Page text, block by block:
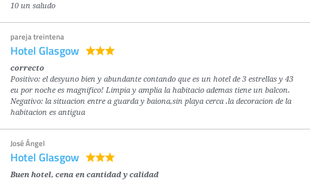
10 un saludo
pareja treintena
Hotel Glasgow
correcto
Positivo: el desyuno bien y abundante contando que es un hotel de 3 estrellas y 43
eu por noche es magnifico! Limpia y amplia la habitacio ademas tiene un balcon.
Negativo: la situacion entre a guarda y baiona,sin playa cerca .la decoracion de la
habitacion es antigua
José Ángel
Hotel Glasgow
Buen hotel, cena en cantidad y calidad